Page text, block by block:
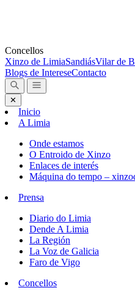
Concellos
Xinzo de LimiaSandiásVilar de
Blogs de IntereseContacto
✕
Inicio
A Limia
Onde estamos
O Entroido de Xinzo
Enlaces de interés
Máquina do tempo –
Prensa
Diario do Limia
Dende A Limia
La Región
La Voz de Galicia
Faro de Vigo
Concellos